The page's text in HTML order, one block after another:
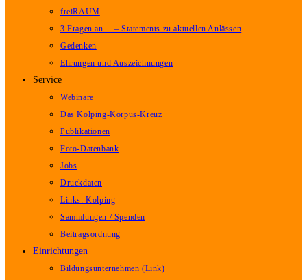
freiRAUM
3 Fragen an… – Statements zu aktuellen Anlässen
Gedenken
Ehrungen und Auszeichnungen
Service
Webinare
Das Kolping-Korpus-Kreuz
Publikationen
Foto-Datenbank
Jobs
Druckdaten
Links: Kolping
Sammlungen / Spenden
Beitragsordnung
Einrichtungen
Bildungsunternehmen (Link)